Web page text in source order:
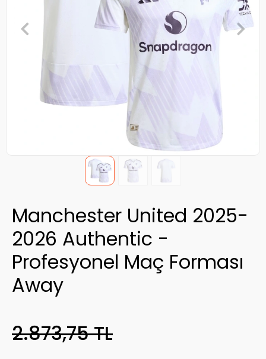
Manchester United 2025-
2026 Authentic -
Profesyonel Maç Forması
Away
2.873,75 TL